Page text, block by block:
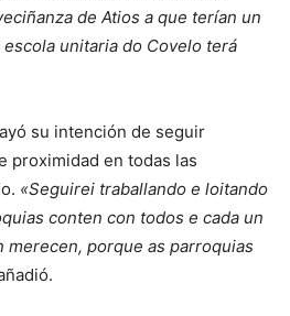
de Atios a que terían un
unitaria do Covelo terá
su intención de seguir
proximidad en todas las
«Seguirei traballando e loitando
conten con todos e cada un
merecen, porque as parroquias